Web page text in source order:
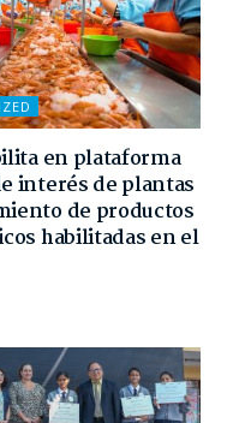
en plataforma
interés de plantas
de productos
habilitadas en el